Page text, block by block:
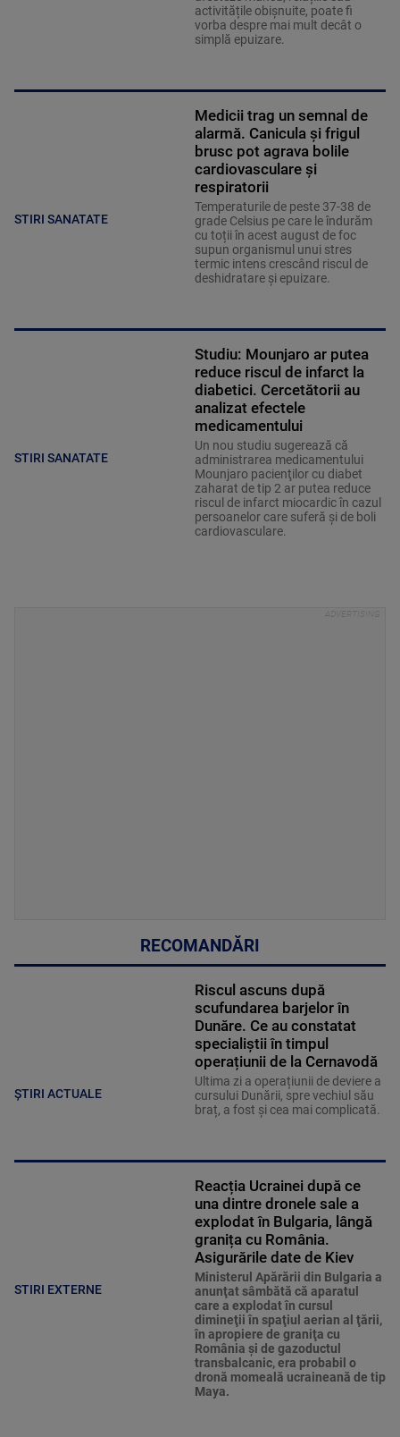
activitățile obișnuite, poate fi
vorba despre mai mult decât o
simplă epuizare.
STIRI SANATATE
Medicii trag un semnal de
alarmă. Canicula și frigul
brusc pot agrava bolile
cardiovasculare și
respiratorii
Temperaturile de peste 37-38 de
grade Celsius pe care le îndurăm
cu toții în acest august de foc
supun organismul unui stres
termic intens crescând riscul de
deshidratare și epuizare.
STIRI SANATATE
Studiu: Mounjaro ar putea
reduce riscul de infarct la
diabetici. Cercetătorii au
analizat efectele
medicamentului
Un nou studiu sugerează că
administrarea medicamentului
Mounjaro pacienţilor cu diabet
zaharat de tip 2 ar putea reduce
riscul de infarct miocardic în cazul
persoanelor care suferă şi de boli
cardiovasculare.
RECOMANDĂRI
ȘTIRI ACTUALE
Riscul ascuns după
scufundarea barjelor în
Dunăre. Ce au constatat
specialiștii în timpul
operațiunii de la Cernavodă
Ultima zi a operațiunii de deviere a
cursului Dunării, spre vechiul său
braț, a fost și cea mai complicată.
STIRI EXTERNE
Reacția Ucrainei după ce
una dintre dronele sale a
explodat în Bulgaria, lângă
granița cu România.
Asigurările date de Kiev
Ministerul Apărării din Bulgaria a
anunţat sâmbătă că aparatul
care a explodat în cursul
dimineţii în spaţiul aerian al ţării,
în apropiere de graniţa cu
România şi de gazoductul
transbalcanic, era probabil o
dronă momeală ucraineană de tip
Maya.